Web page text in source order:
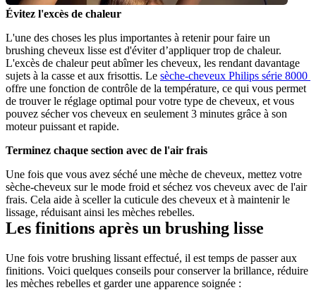
Évitez l'excès de chaleur
L'une des choses les plus importantes à retenir pour faire un
brushing cheveux lisse est d'éviter d’appliquer trop de chaleur.
L'excès de chaleur peut abîmer les cheveux, les rendant davantage
sujets à la casse et aux frisottis. Le
offre une fonction de contrôle de la température, ce qui vous permet
de trouver le réglage optimal pour votre type de cheveux, et vous
pouvez sécher vos cheveux en seulement 3 minutes grâce à son
moteur puissant et rapide.
Terminez chaque section avec de l'air frais
Une fois que vous avez séché une mèche de cheveux, mettez votre
sèche-cheveux sur le mode froid et séchez vos cheveux avec de l'air
frais. Cela aide à sceller la cuticule des cheveux et à maintenir le
lissage, réduisant ainsi les mèches rebelles.
Les finitions après un brushing lisse
Une fois votre brushing lissant effectué, il est temps de passer aux
finitions. Voici quelques conseils pour conserver la brillance, réduire
les mèches rebelles et garder une apparence soignée :